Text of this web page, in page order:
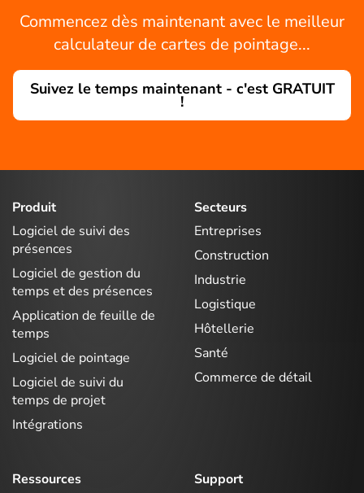
Commencez dès maintenant avec le meilleur
calculateur de cartes de pointage...
Suivez le temps maintenant - c'est GRATUIT
!
Produit
Logiciel de suivi des
présences
Logiciel de gestion du
temps et des présences
Application de feuille de
temps
Logiciel de pointage
Logiciel de suivi du
temps de projet
Intégrations
Secteurs
Entreprises
Construction
Industrie
Logistique
Hôtellerie
Santé
Commerce de détail
Ressources
Support